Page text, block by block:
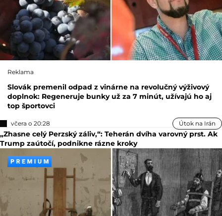
Reklama
Slovák premenil odpad z vinárne na revolučný výživový
doplnok: Regeneruje bunky už za 7 minút, užívajú ho aj
top športovci
včera o 20:28 Útok na Irán
„Zhasne celý Perzský záliv,“: Teherán dvíha varovný prst. Ak
Trump zaútočí, podnikne rázne kroky